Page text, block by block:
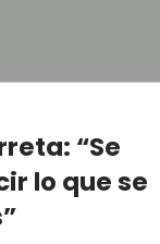
“Se
lo que se